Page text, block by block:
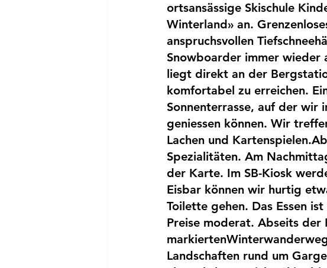
ortsansässige Skischule
Winterland» an.
anspruchsvollen
Snowboarder immer wieder
liegt direkt an der
komfortabel zu erreichen.
Sonnenterrasse, auf der wir
geniessen können. Wir
Lachen und
Spezialitäten. Am
der Karte. Im SB-Kiosk
Eisbar können wir hurtig
Toilette gehen. Das Essen
Preise moderat. Abseits der
Landschaften rund um